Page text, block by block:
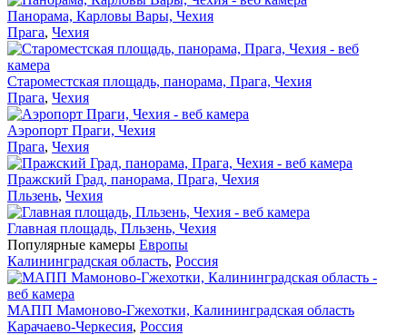
Панорама, Карловы Вары, Чехия
Прага, Чехия
Староместская площадь, панорама, Прага, Чехия
Прага, Чехия
Аэропорт Праги, Чехия
Прага, Чехия
Пражский Град, панорама, Прага, Чехия
Пльзень, Чехия
Главная площадь, Пльзень, Чехия
Популярные камеры Европы
Калининградская область, Россия
МАПП Мамоново-Гжехотки, Калининградская область
Карачаево-Черкесия, Россия